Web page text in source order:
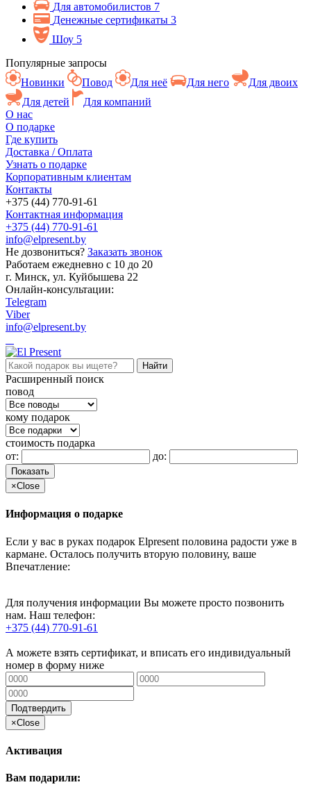
Для автомобилистов 7
Денежные сертификаты 3
Шоу 5
Популярные запросы
Новинки
Повод Для неё Для него
Для двоих
Для детей
Для компаний
О нас
О подарке
Где купить
Доставка / Оплата
Узнать о подарке
Корпоративным клиентам
Контакты
+375 (44) 770-91-61
Контактная информация
+375 (44) 770-91-61
info@elpresent.by
Не дозвониться? Заказать звонок
Работаем ежедневно c 10 до 20
г. Минск, ул. Куйбышева 22
Онлайн-консультации:
Telegram
Viber
info@elpresent.by
Расширенный поиск
повод
кому подарок
стоимость подарка
от:
до:
Показать
×Close
Информация о подарке
Если у вас в руках подарок Elpresent половина радости уже в
кармане. Осталось получить вторую половину, ваше
Впечатление:
Для получения информации Вы можете просто позвонить
нам. Наш телефон:
+375 (44) 770-91-61
А можете взять сертификат, и вписать его индивидуальный
номер в форму ниже
Подтвердить
×Close
Активация
Вам подарили: